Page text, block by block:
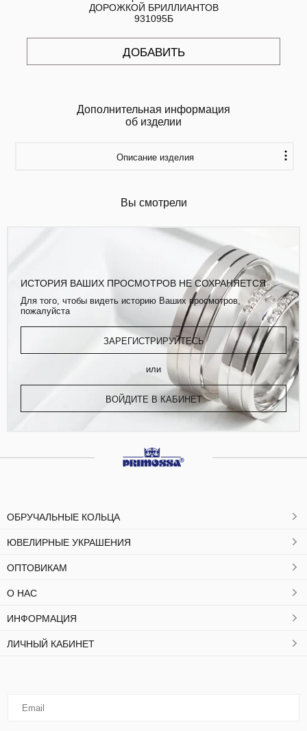
ДОРОЖКОЙ БРИЛЛИАНТОВ
931095Б
ДОБАВИТЬ
Дополнительная информация
об изделии
Описание изделия
Вы смотрели
ИСТОРИЯ ВАШИХ ПРОСМОТРОВ НЕ СОХРАНЯЕТСЯ
Для того, чтобы видеть историю Ваших просмотров,
пожалуйста
ЗАРЕГИСТРИРУЙТЕСЬ
или
ВОЙДИТЕ В КАБИНЕТ
ОБРУЧАЛЬНЫЕ КОЛЬЦА
ЮВЕЛИРНЫЕ УКРАШЕНИЯ
ОПТОВИКАМ
О НАС
ИНФОРМАЦИЯ
ЛИЧНЫЙ КАБИНЕТ